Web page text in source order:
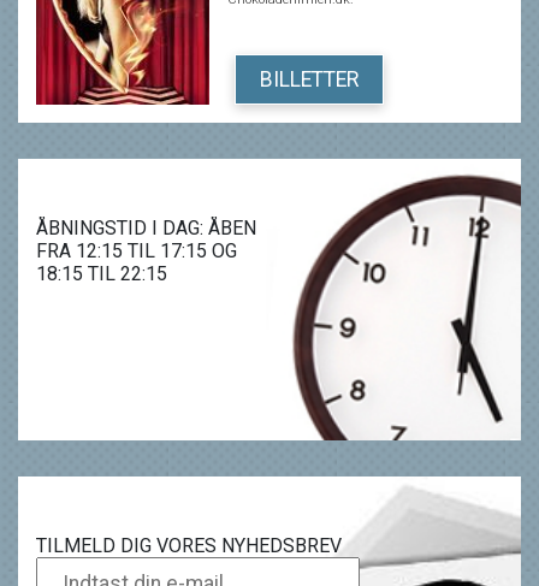
konsekvenser, og inviterer publikum til at
BILLETTER
ÅBNINGSTID I DAG: ÅBEN
FRA 12:15 TIL 17:15 OG
18:15 TIL 22:15
TILMELD DIG VORES NYHEDSBREV